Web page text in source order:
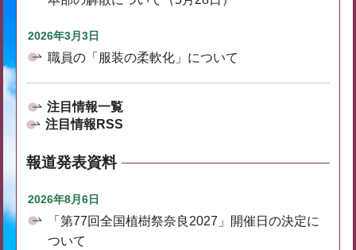
2026年3月3日
職員の「服装の柔軟化」について
注目情報一覧
注目情報RSS
報道発表資料
2026年8月6日
「第77回全国植樹祭奈良2027」開催日の決定に
ついて